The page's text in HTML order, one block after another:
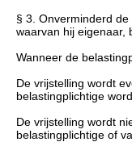
§ 3. Onverminderd
waarvan hij eigenaar,
Wanneer de
De vrijstelling wordt
belastingplichtige
De vrijstelling wordt
belastingplichtige of